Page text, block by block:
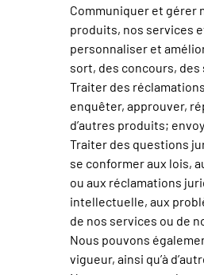
Communiquer et gérer
produits, nos services
personnaliser et
sort, des concours,
Traiter des
enquêter, approuver,
d’autres produits;
Traiter des questions
se conformer aux lois,
ou aux réclamations
intellectuelle, aux
de nos services ou de
Nous pouvons
vigueur, ainsi qu’à